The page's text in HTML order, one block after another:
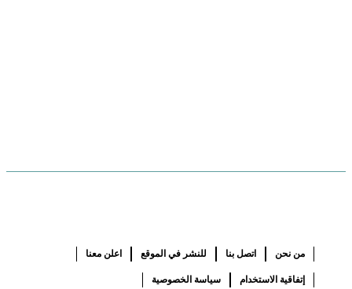
من نحن اتصل بنا للنشر في الموقع اعلن معنا
إتفاقية الاستخدام سياسة الخصوصية